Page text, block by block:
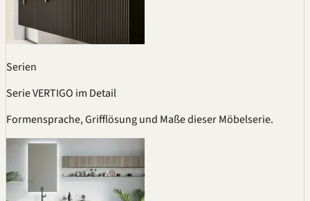
Serien
Serie VERTIGO im Detail
Formensprache, Grifflösung und Maße dieser Möbelserie.